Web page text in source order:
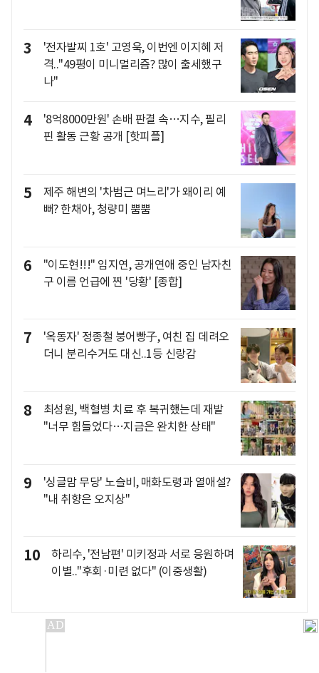
3
'전자발찌 1호' 고영욱, 이번엔 이지혜 저
격.."49평이 미니멀리즘? 많이 출세했구
나"
4
'8억8000만원' 손배 판결 속…지수, 필리
핀 활동 근황 공개 [핫피플]
5
제주 해변의 '차범근 며느리'가 왜이리 예
뻐? 한채아, 청량미 뿜뿜
6
"이도현!!!" 임지연, 공개연애 중인 남자친
구 이름 언급에 찐 '당황' [종합]
7
'옥동자' 정종철 붕어빵子, 여친 집 데려오
더니 분리수거도 대신..1등 신랑감
8
최성원, 백혈병 치료 후 복귀했는데 재발
"너무 힘들었다…지금은 완치한 상태"
9
'싱글맘 무당' 노슬비, 매화도령과 열애설?
"내 취향은 오지상"
10
하리수, '전남편' 미키정과 서로 응원하며
이별.."후회·미련 없다" (이중생활)